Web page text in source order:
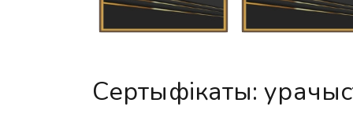
Сертыфікаты: